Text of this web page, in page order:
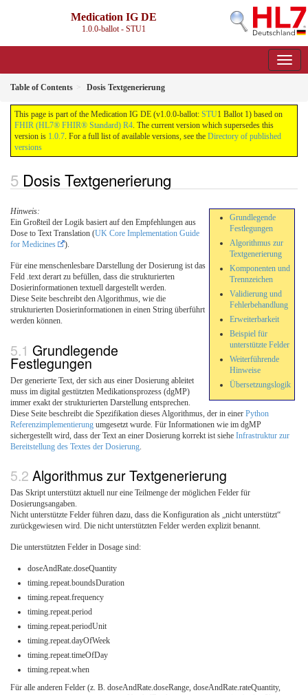
Medication IG DE
1.0.0-ballot - STU1
Table of Contents Dosis Textgenerierung
This page is part of the Medication IG DE (v1.0.0-ballot: STU1 Ballot 1) based on
FHIR (HL7® FHIR® Standard) R4. The current version which supersedes this
version is 1.0.7. For a full list of available versions, see the Directory of published
versions
Dosis Textgenerierung
Grundlegende
Festlegungen
Algorithmus zur
Textgenerierung
Komponenten und
Trennzeichen
Validierung und
Fehlerbehandlung
Erweiterbarkeit
Beispiel für
unterstützte Felder
Weiterführende
Hinweise
Übersetzungslogik
Hinweis:
Ein Großteil der Logik basiert auf den Empfehlungen aus
Dose to Text Translation (UK Core Implementation Guide
for Medicines
).
Für eine menschenlesbare Darstellung der Dosierung ist das
Feld .text derart zu befüllen, dass die strukturierten
Dosierinformationen textuell dargestellt werden.
Diese Seite beschreibt den Algorithmus, wie die
strukturierten Dosierinformationen in einen String überführt
werden können.
Grundlegende
Festlegungen
Der generierte Text, der sich aus einer Dosierung ableitet
muss im digital gestützten Medikationsprozess (dgMP)
immer exakt der strukturierten Darstellung entsprechen.
Diese Seite beschreibt die Spezifikation dieses Algorithmus, der in einer Python
Referenzimplementierung umgesetzt wurde. Für Informationen wie im dgMP
sichergestellt wird, dass der Text an einer Dosierung korrekt ist siehe Infrastruktur zur
Bereitstellung des Textes der Dosierung
Algorithmus zur Textgenerierung
Das Skript unterstützt aktuell nur eine Teilmenge der möglichen Felder für
Dosierungsangaben.
Nicht unterstützte Felder führen dazu, dass die Konfiguration als „nicht unterstützt“
zurückgewiesen wird. Die nicht unterstützten Felder werden explizit benannt.
Die unterstützten Felder in Dosage sind:
doseAndRate.doseQuantity
timing.repeat.boundsDuration
timing.repeat.frequency
timing.repeat.period
timing.repeat.periodUnit
timing.repeat.dayOfWeek
timing.repeat.timeOfDay
timing.repeat.when
Für alle anderen Felder (z. B. doseAndRate.doseRange, doseAndRate.rateQuantity,